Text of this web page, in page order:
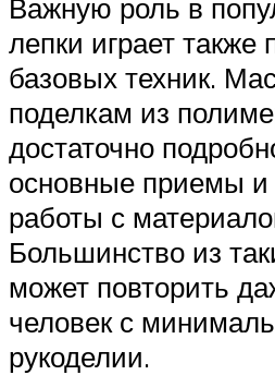
Важную роль в
лепки играет также
базовых техник.
поделкам из
достаточно
основные приемы и
работы с
Большинство из
может повторить
человек с
рукоделии.